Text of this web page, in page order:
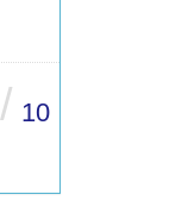
/ 10